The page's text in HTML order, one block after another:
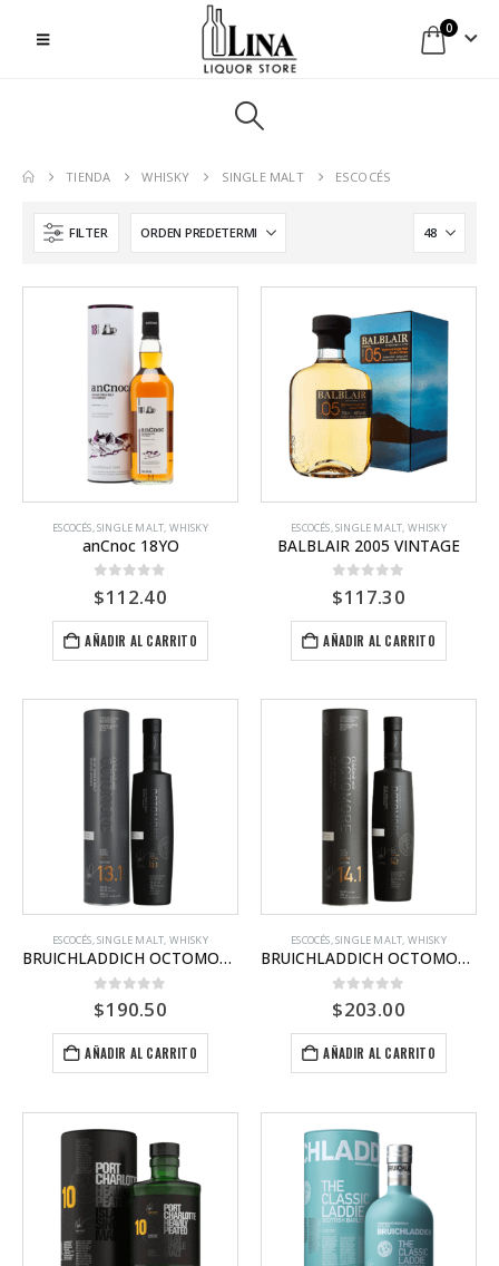
0
TIENDA WHISKY SINGLE MALT ESCOCÉS
FILTER
ESCOCÉS SINGLE MALT WHISKY
anCnoc 18YO
0 out of 5
$112.40
AÑADIR AL CARRITO
ESCOCÉS SINGLE MALT WHISKY
BALBLAIR 2005 VINTAGE
0 out of 5
$117.30
AÑADIR AL CARRITO
ESCOCÉS,SINGLE MALT, WHISKY
BRUICHLADDICH OCTOMORE 13.1
0out of 5
$190.50
AÑADIR AL CARRITO
ESCOCÉS,SINGLE MALT, WHISKY
BRUICHLADDICH OCTOMORE 14.1
0out of 5
$203.00
AÑADIR AL CARRITO